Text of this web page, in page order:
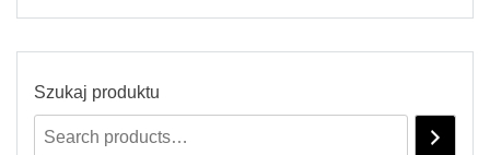
Szukaj produktu